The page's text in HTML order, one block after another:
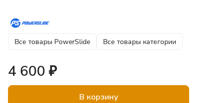
Все товары PowerSlide Все товары категории
4 600 ₽
В корзину